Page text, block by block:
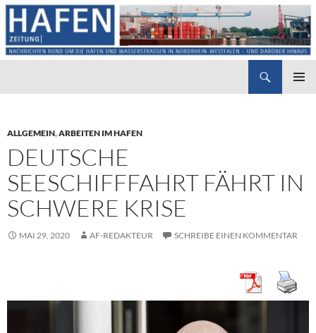
ALLGEMEIN,ARBEITEN IM HAFEN
DEUTSCHE
SEESCHIFFFAHRT FÄHRT IN
SCHWERE KRISE
MAI 29, 2020 AF-REDAKTEUR SCHREIBE EINEN KOMMENTAR